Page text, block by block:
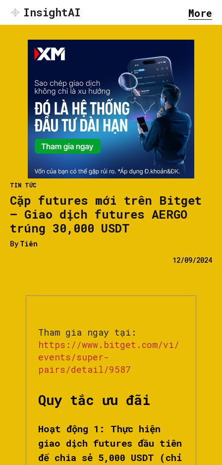
InsightAI More
TIN TỨC
Cặp futures mới trên Bitget
– Giao dịch futures AERGO
trúng 30,000 USDT
By Tiên
12/09/2024
Tham gia ngay tại:
https://www.bitget.com/vi/
events/super-
pairs/detail/9587
Quy tắc ưu đãi
Hoạt động 1: Thực hiện
giao dịch futures đầu tiên
để chia sẻ 5,000 USDT (chỉ